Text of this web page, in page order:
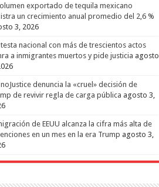
exportado de tequila mexicano
un crecimiento anual promedio del 2,6 %
3, 2026
nacional con más de trescientos actos
a inmigrantes muertos y pide justicia agosto
denuncia la «cruel» decisión de
de revivir regla de carga pública agosto 3,
de EEUU alcanza la cifra más alta de
en un mes en la era Trump agosto 3,